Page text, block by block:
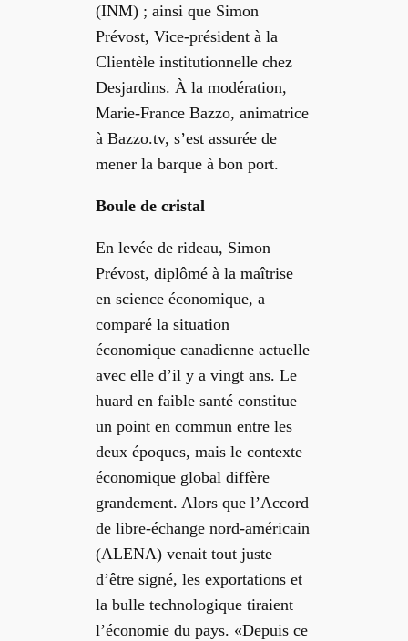
(INM) ; ainsi que Simon
Prévost, Vice-président à la
Clientèle institutionnelle chez
Desjardins. À la modération,
Marie-France Bazzo, animatrice
à Bazzo.tv, s’est assurée de
mener la barque à bon port.
Boule de cristal
En levée de rideau, Simon
Prévost, diplômé à la maîtrise
en science économique, a
comparé la situation
économique canadienne actuelle
avec elle d’il y a vingt ans. Le
huard en faible santé constitue
un point en commun entre les
deux époques, mais le contexte
économique global diffère
grandement. Alors que l’Accord
de libre-échange nord-américain
(ALENA) venait tout juste
d’être signé, les exportations et
la bulle technologique tiraient
l’économie du pays. «Depuis ce